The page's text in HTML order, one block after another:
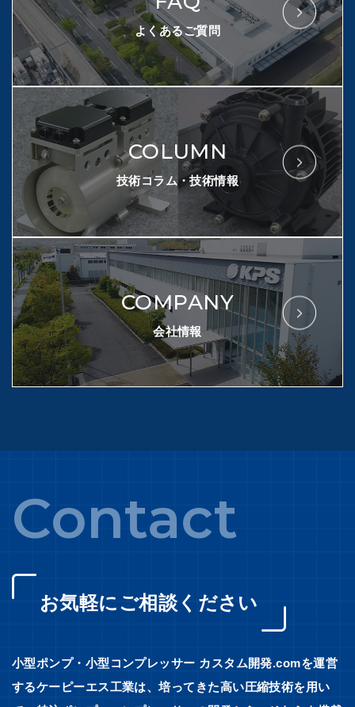
よくあるご質問
COLUMN
技術コラム・技術情報
COMPANY
会社情報
Contact
お気軽にご相談ください
小型ポンプ・小型コンプレッサー カスタム開発.comを運営
するケーピーエス工業は、培ってきた高い圧縮技術を用い